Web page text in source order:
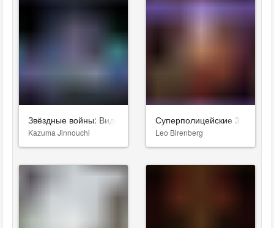
Звёздные войны: Видения. Девятый джедай
Kazuma Jinnouchi
Суперполицейские 3
Leo Birenberg